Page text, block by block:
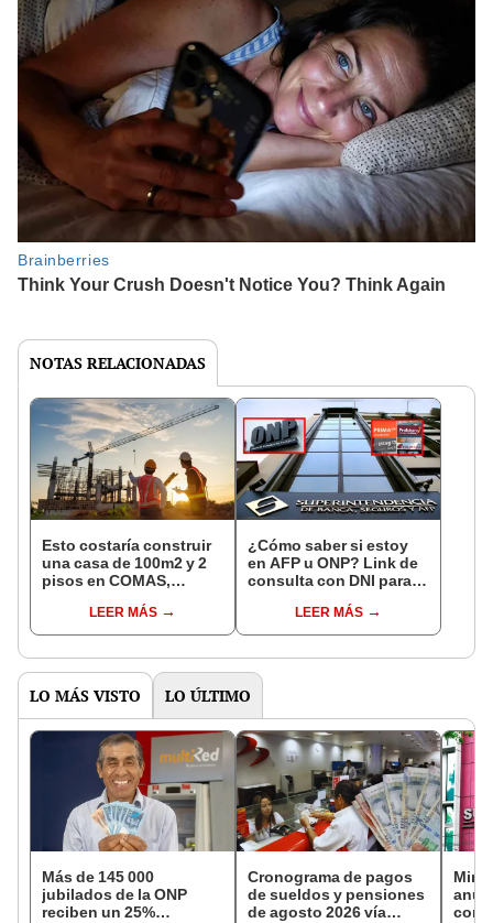
NOTAS RELACIONADAS
Esto costaría construir
una casa de 100m2 y 2
pisos en COMAS,
distritos de LIMA
NORTE
LEER MÁS
¿Cómo saber si estoy
en AFP u ONP? Link de
consulta con DNI para
pensiones estás
LEER MÁS
LO MÁS VISTO LO ÚLTIMO
Más de 145 000
jubilados de la ONP
reciben un 25%
Cronograma de pagos
de sueldos y pensiones
de agosto 2026 vía